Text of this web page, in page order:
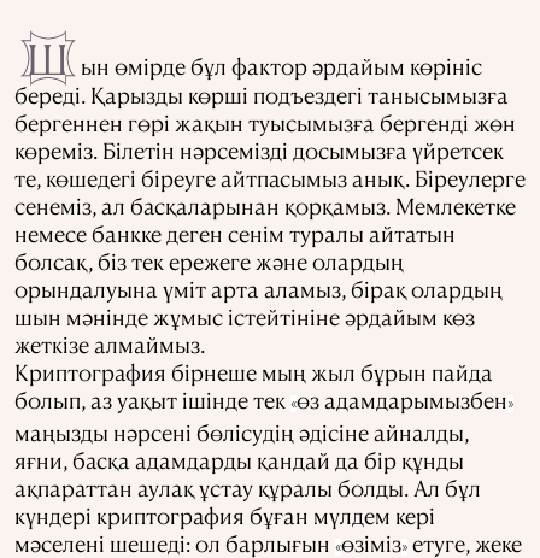
Ш ын өмірде бұл фактор әрдайым көрініс
береді. Қарызды көрші подъездегі танысымызға
бергеннен гөрі жақын туысымызға бергенді жөн
көреміз. Білетін нәрсемізді досымызға үйретсек
те, көшедегі біреуге айтпасымыз анық. Біреулерге
сенеміз, ал басқаларынан қорқамыз. Мемлекетке
немесе банкке деген сенім туралы айтатын
болсақ, біз тек ережеге және олардың
орындалуына үміт арта аламыз, бірақ олардың
шын мәнінде жұмыс істейтініне әрдайым көз
жеткізе алмаймыз.
Криптография бірнеше мың жыл бұрын пайда
болып, аз уақыт ішінде тек «өз адамдарымызбен»
маңызды нәрсені бөлісудің әдісіне айналды,
яғни, басқа адамдарды қандай да бір құнды
ақпараттан аулақ ұстау құралы болды. Ал бұл
күндері криптография бұған мүлдем кері
мәселені шешеді: ол барлығын «өзіміз» етуге, жеке